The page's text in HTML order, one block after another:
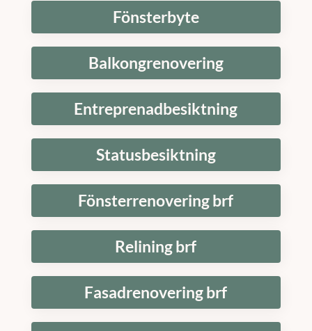
Fönsterbyte
Balkongrenovering
Entreprenadbesiktning
Statusbesiktning
Fönsterrenovering brf
Relining brf
Fasadrenovering brf